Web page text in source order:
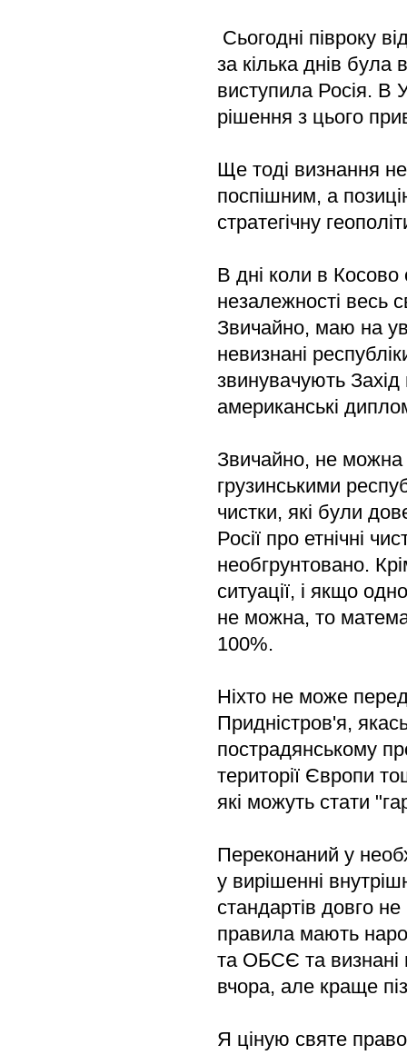
Сьогодні півроку
за кілька днів
виступила Росія. В
рішення з цього
Ще тоді визнання
поспішним, а
стратегічну
В дні коли в Косово
незалежності весь
Звичайно, маю на
невизнані
звинувачують
американські
Звичайно, не можна
грузинськими
чистки, які були
Росії про етнічні
необгрунтовано.
ситуації, і якщо
не можна, то
100%.
Ніхто не може
Придністров'я,
пострадянському
території Європи
які можуть стати
Переконаний у
у вирішенні
стандартів довго
правила мають
та ОБСЄ та визнані
вчора, але краще
Я ціную святе